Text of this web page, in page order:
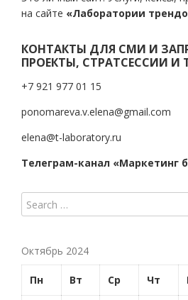
на сайте «Лаборатории
КОНТАКТЫ ДЛЯ СМИ И
ПРОЕКТЫ, СТРАТСЕССИИ И
+7 921 977 01 15
ponomareva.v.elena@gmail.com
elena@t-laboratory.ru
Телеграм-канал «Маркетинг
Октябрь 2024
Пн Вт Ср Чт